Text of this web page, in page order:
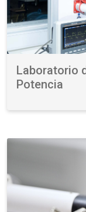
Laboratorio
Potencia